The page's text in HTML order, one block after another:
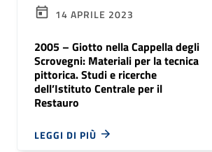
14 APRILE 2023
2005 – Giotto nella Cappella degli
Scrovegni: Materiali per la tecnica
pittorica. Studi e ricerche
dell’Istituto Centrale per il
Restauro
LEGGI DI PIÙ